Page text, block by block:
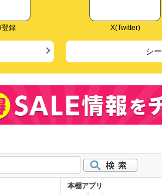
登録 X(Twitter)
シ
本棚アプリ